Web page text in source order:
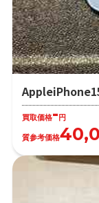
買取価格- 円
質参考価格